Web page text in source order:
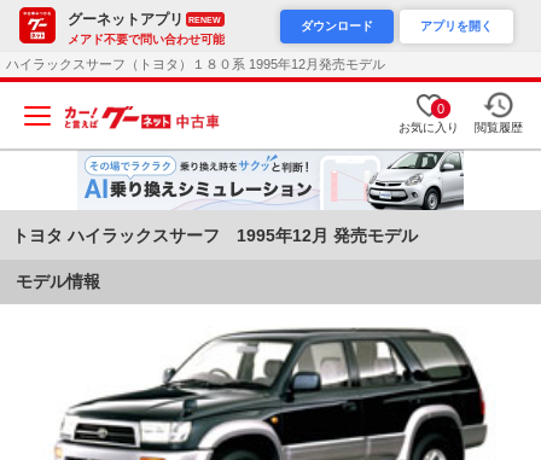
グーネットアプリ RENEW
メアド不要で問い合わせ可能
ダウンロード アプリを開く
ハイラックスサーフ（トヨタ）１８０系 1995年12月発売モデル
0
お気に入り 閲覧履歴
トヨタ ハイラックスサーフ 1995年12月 発売モデル
モデル情報